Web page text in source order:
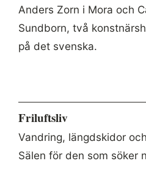
Anders Zorn i Mora och
Sundborn, två
på det svenska.
Friluftsliv
Vandring, längdskidor
Sälen för den som söker